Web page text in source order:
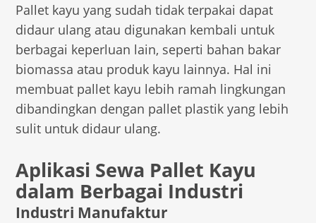
Pallet kayu yang sudah tidak terpakai dapat
didaur ulang atau digunakan kembali untuk
berbagai keperluan lain, seperti bahan bakar
biomassa atau produk kayu lainnya. Hal ini
membuat pallet kayu lebih ramah lingkungan
dibandingkan dengan pallet plastik yang lebih
sulit untuk didaur ulang.
Aplikasi Sewa Pallet Kayu
dalam Berbagai Industri
Industri Manufaktur